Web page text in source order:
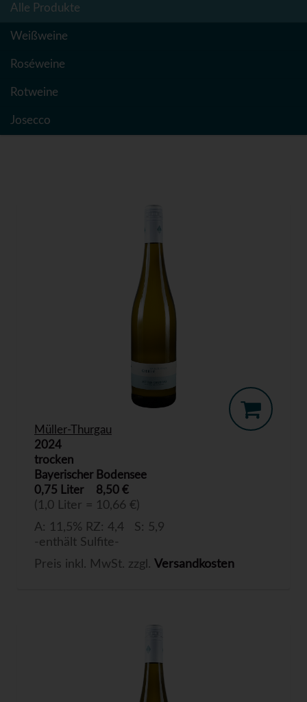
Alle Produkte
Weißweine
Roséweine
Rotweine
Josecco
Müller-Thurgau
2024
trocken
Bayerischer Bodensee
0,75 Liter
8,50 €
(1,0 Liter = 10,66 €)
A: 11,5% RZ: 4,4 S: 5,9
-enthält Sulfite-
Preis inkl. MwSt. zzgl. Versandkosten